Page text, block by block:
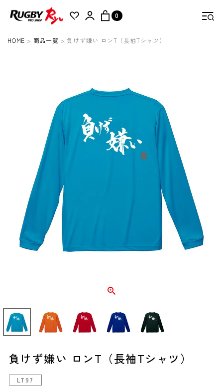
0
HOME 商品一覧 負けず嫌い ロンT（長袖Tシャツ）
負けず嫌い ロンT（長袖Tシャツ）
LT97